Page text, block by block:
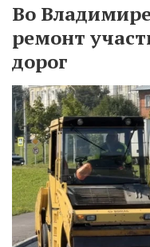
Во
ремонт
дорог